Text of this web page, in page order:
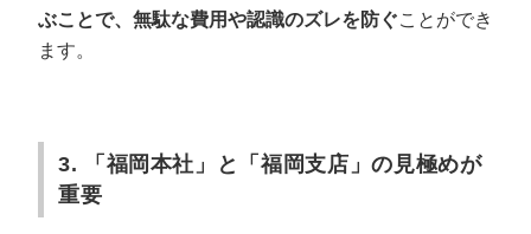
ぶことで、無駄な費用や認識のズレを防ぐことができ
ます。
3. 「福岡本社」と「福岡支店」の見極めが
重要